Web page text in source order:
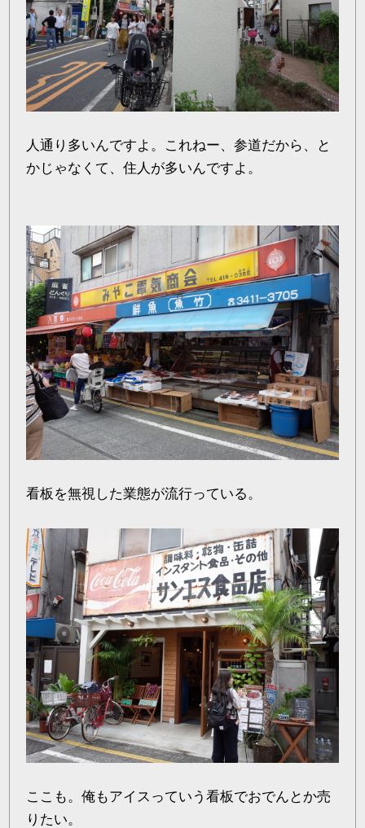
人通り多いんですよ。これねー、参道だから、と
かじゃなくて、住人が多いんですよ。
看板を無視した業態が流行っている。
ここも。俺もアイスっていう看板でおでんとか売
りたい。